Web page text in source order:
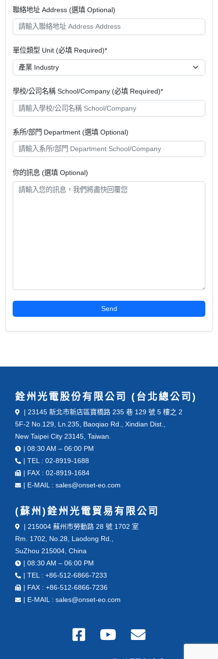
聯絡地址 Address (選填 Optional)
單位類型 Unit (必填 Required)*
學校/公司名稱 School/Company (必填 Required)*
系所/部門 Department (選填 Optional)
你的訊息 (選填 Optional)
銓州光電股份有限公司 (台北總公司)
| 23145 新北市新店區寶橋路 235 巷 129 號 5 樓之 2
5F-2 No.129, Ln.235, Baoqiao Rd., Xindian Dist.,
New Taipei City 23145, Taiwan.
| 08:30 AM – 06:00 PM
| TEL : 02-8919-1688
| FAX : 02-8919-1684
| E-MAIL : sales@onset-eo.com
(蘇州)銓州光電貿易有限公司
| 215004 蘇州市勞動路 28 號 1702 室
Rm. 1702, No.28, Laodong Rd.,
SuZhou 215004, China
| 08:30 AM – 06:00 PM
| TEL : +86-512-6866-7233
| FAX : +86-512-6866-7236
| E-MAIL : sales@onset-eo.com